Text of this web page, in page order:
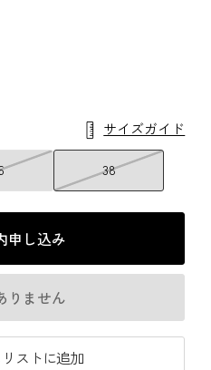
サイズガイド
38
申し込み
りません
ストに追加